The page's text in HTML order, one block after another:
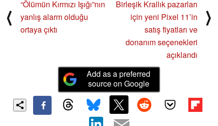
⟨
“Ölümün Kırmızı Işığı”nın
yanlış alarm olduğu
ortaya çıktı
Birleşik Krallık pazarları
için yeni Pixel 11’in
satış fiyatları ve
donanım seçenekleri
açıklandı
⟩
Add as a preferred
source on Google